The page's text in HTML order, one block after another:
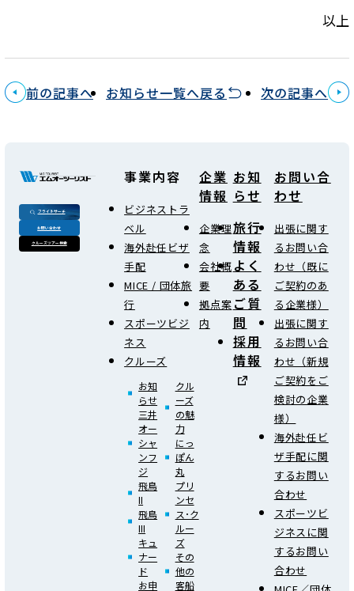
以上
前の記事へ お知らせ一覧へ戻る 次の記事へ
フライトサーチ
お問い合わせ
クルーズツアー検索
事業内容
ビジネストラ
ベル
海外赴任ビザ
手配
MICE / 団体旅
行
スポーツビジ
ネス
クルーズ
お知
らせ
三井
オー
シャ
ンフ
ジ
飛鳥
II
飛鳥
III
キュ
ナー
ド
お申
クル
ーズ
の魅
力
にっ
ぽん
丸
プリ
ンセ
ス･ク
ルー
ズ
その
他の
客船
企業
情報
企業理
念
会社概
要
拠点案
内
お知
らせ
旅行
情報
よく
ある
ご質
問
採用
情報
お問い合
わせ
出張に関す
るお問い合
わせ（既に
ご契約のあ
る企業様）
出張に関す
るお問い合
わせ（新規
ご契約をご
検討の企業
様）
海外赴任ビ
ザ手配に関
するお問い
合わせ
スポーツビ
ジネスに関
するお問い
合わせ